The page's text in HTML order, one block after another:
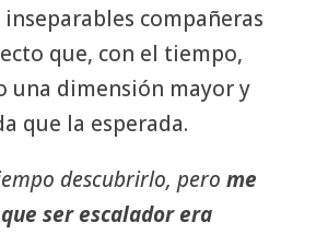
inseparables compañeras
que, con el tiempo,
una dimensión mayor y
que la esperada.
descubrirlo, pero me
ser escalador era